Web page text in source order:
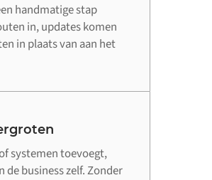
handmatige stap
in, updates komen
in plaats van aan het
systemen toevoegt,
business zelf. Zonder